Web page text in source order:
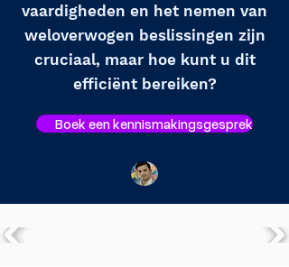
vaardigheden en het nemen van
weloverwogen beslissingen zijn
cruciaal, maar hoe kunt u dit
efficiënt bereiken?
Boek een kennismakingsgesprek